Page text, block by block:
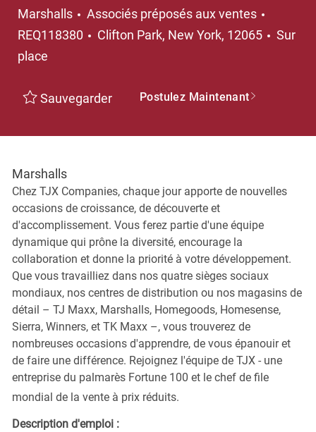
Marshalls Catégorie
Associés préposés aux ventes
REQ118380
Emplacement
Clifton Park, New York, 12065
Sur
place
Sauvegarder Postulez Maintenant
Marshalls
Chez TJX Companies, chaque jour apporte de nouvelles
occasions de croissance, de découverte et
d'accomplissement. Vous ferez partie d'une équipe
dynamique qui prône la diversité, encourage la
collaboration et donne la priorité à votre développement.
Que vous travailliez dans nos quatre sièges sociaux
mondiaux, nos centres de distribution ou nos magasins de
détail – TJ Maxx, Marshalls, Homegoods, Homesense,
Sierra, Winners, et TK Maxx –, vous trouverez de
nombreuses occasions d'apprendre, de vous épanouir et
de faire une différence. Rejoignez l'équipe de TJX - une
entreprise du palmarès Fortune 100 et le chef de file
mondial de la vente à prix réduits.
Description d'emploi :